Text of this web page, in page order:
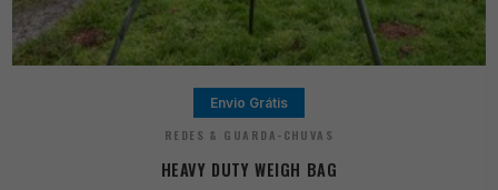
Envio Grátis
REDES & GUARDA-CHUVAS
HEAVY DUTY WEIGH BAG